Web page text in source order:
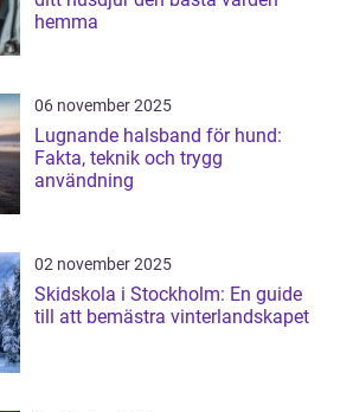
hemma
06 november 2025
Lugnande halsband för hund:
Fakta, teknik och trygg
användning
02 november 2025
Skidskola i Stockholm: En guide
till att bemästra vinterlandskapet